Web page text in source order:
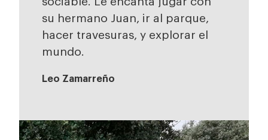
su hermano Juan, ir al parque,
hacer travesuras, y explorar el
mundo.
Leo Zamarreño